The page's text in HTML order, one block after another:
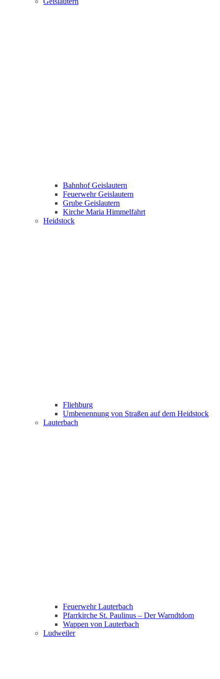
Bahnhof Geislautern
Feuerwehr Geislautern
Grube Geislautern
Kirche Maria Himmelfahrt
Heidstock
Fliehburg
Umbenennung von Straßen auf dem Heidstock
Lauterbach
Feuerwehr Lauterbach
Pfarrkirche St. Paulinus – Der Warndtdom
Wappen von Lauterbach
Ludweiler